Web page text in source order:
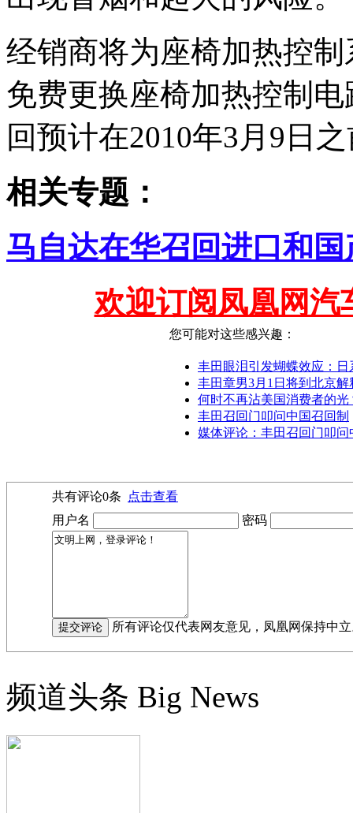
经销商将为座椅加热控
免费更换座椅加热控制
回预计在2010年3月9日
相关专题：
马自达在华召回进口和
欢迎订阅凤凰网汽
您可能对这些感兴趣：
丰田眼泪引发蝴蝶效应：日
丰田章男3月1日将到北京解
何时不再沾美国消费者的光
丰田召回门叩问中国召回制
媒体评论：丰田召回门叩问
共有评论0条
点击查看
用户名
密码
所有评论仅代表网友意见，凤凰网保持中
频道头条 Big News